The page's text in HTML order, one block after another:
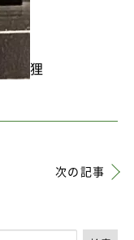
狸
次の記事